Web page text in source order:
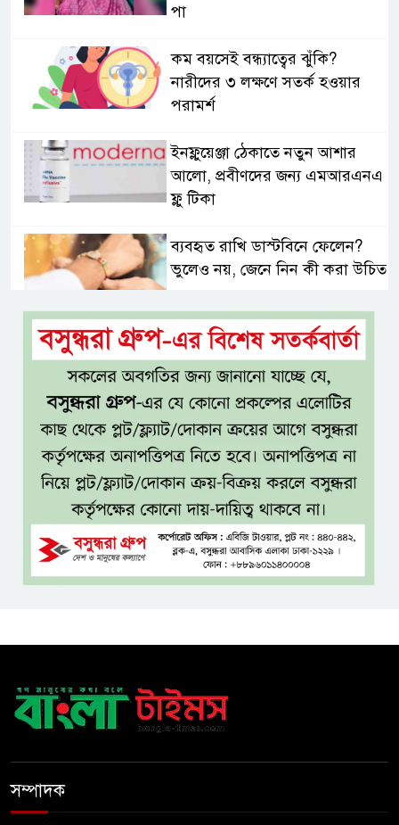
পা
কম বয়সেই বন্ধ্যাত্বের ঝুঁকি?
নারীদের ৩ লক্ষণে সতর্ক হওয়ার
পরামর্শ
ইনফ্লুয়েঞ্জা ঠেকাতে নতুন আশার
আলো, প্রবীণদের জন্য এমআরএনএ
ফ্লু টিকা
ব্যবহৃত রাখি ডাস্টবিনে ফেলেন?
ভুলেও নয়, জেনে নিন কী করা উচিত
বেসরকারি জ্বালানি তেল আমদানিতে
বিশেষ সুবিধার অভিযোগ ভিত্তিহীন:
জ্বালানি বিভাগ
শেখ হাসিনা চাইলেই কি দেশে
ফিরতে পারবেন?
বসুন্ধরায় অ্যামেচার মার্শাল আর্টের
জমজমাট আসর
‘হাসিনা কার্ড’ ব্যবহার করে ভারতের
দেশকে এগিয়ে নিতে হবে: প্রধানমন্ত্রী
সম্পাদক